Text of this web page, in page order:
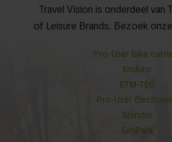
Travel Vision is onderdeel van
of Leisure Brands. Bezoek
Pro-User bike
Enduro
ETM-TEC
Pro-User
Spinder
SimPark